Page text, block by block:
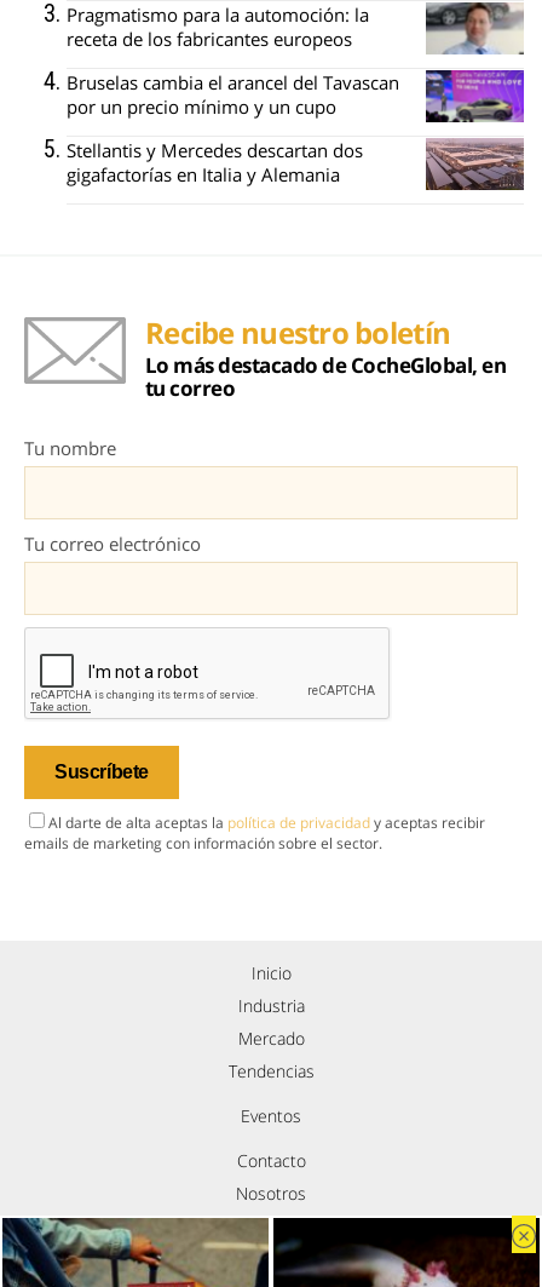
Pragmatismo para la automoción: la
receta de los fabricantes europeos
Bruselas cambia el arancel del Tavascan
por un precio mínimo y un cupo
Stellantis y Mercedes descartan dos
gigafactorías en Italia y Alemania
Recibe nuestro boletín
Lo más destacado de CocheGlobal, en
tu correo
Tu nombre
Tu correo electrónico
Al darte de alta aceptas la política de privacidady aceptas recibir
emails de marketing con información sobre el sector.
Inicio
Industria
Mercado
Tendencias
Eventos
Contacto
Nosotros
Política de privacidad
Aviso legal